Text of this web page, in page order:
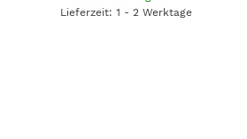
Lieferzeit: 1 - 2 Werktage